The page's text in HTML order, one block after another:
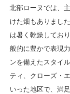
北部ローヌでは、
けた畑もありまし
は暑く乾燥してお
般的に豊かで表現
ンを備えたスタイ
ティ、クローズ・
いった地区で、満